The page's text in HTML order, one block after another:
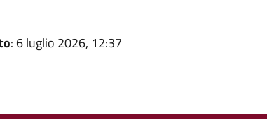
: 6 luglio 2026, 12:37